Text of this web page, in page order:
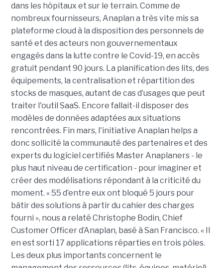
dans les hôpitaux et sur le terrain. Comme de
nombreux fournisseurs, Anaplan a très vite mis sa
plateforme cloud à la disposition des personnels de
santé et des acteurs non gouvernementaux
engagés dans la lutte contre le Covid-19, en accès
gratuit pendant 90 jours. La planification des lits, des
équipements, la centralisation et répartition des
stocks de masques, autant de cas d’usages que peut
traiter l'outil SaaS. Encore fallait-il disposer des
modèles de données adaptées aux situations
rencontrées. Fin mars, l'initiative Anaplan helps a
donc sollicité la communauté des partenaires et des
experts du logiciel certifiés Master Anaplaners - le
plus haut niveau de certification - pour imaginer et
créer des modélisations répondant à la criticité du
moment. « 55 d’entre eux ont bloqué 5 jours pour
bâtir des solutions à partir du cahier des charges
fourni », nous a relaté Christophe Bodin, Chief
Customer Officer d’Anaplan, basé à San Francisco. « Il
en est sorti 17 applications réparties en trois pôles.
Les deux plus importants concernent le